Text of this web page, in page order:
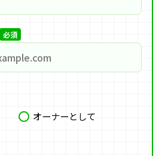
必須
オーナーとして